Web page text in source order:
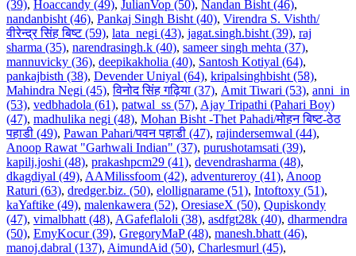
(39), Hoaccandy (49), JulianVop (50), Nandan Bisht (46),
nandanbisht (46), Pankaj Singh Bisht (40), Virendra S. Vishth/
वीरेन्द्र सिंह बिष्ट (59), lata_negi (43), jagat.singh.bisht (39), raj
sharma (35), narendrasingh.k (40), sameer singh mehta (37),
mannuvicky (36), deepikakholia (40), Santosh Kotiyal (64),
pankajbisth (38), Devender Uniyal (64), kripalsinghbisht (58),
Mahindra Negi (45),विनोद सिंह गढ़िया (37), Amit Tiwari (53), anni_in
(53), vedbhadola (61), patwal_ss (57), Ajay Tripathi (Pahari Boy)
(47), madhulika negi (48), Mohan Bisht -Thet Pahadi/मोहन बिष्ट-ठेठ
पहाडी (49), Pawan Pahari/पवन पहाडी (47), rajindersemwal (44),
Anoop Rawat "Garhwali Indian" (37), purushotamsati (39),
kapilj.joshi (48), prakashpcm29 (41), devendrasharma (48),
dkagdiyal (49), AAMilissfoom (42), adventureroy (41), Anoop
Raturi (63), dredger.biz. (50), elollignarame (51), Intoftoxy (51),
kaYaftike (49), malenkawera (52), OresiaseX (50), Qupiskondy
(47), vimalbhatt (48), AGafeflaloli (38), asdfgt28k (40), dharmendra
(50), EmyKocur (39), GregoryMaP (48), manesh.bhatt (46),
manoj.dabral (137), AimundAid (50), Charlesmurl (45),